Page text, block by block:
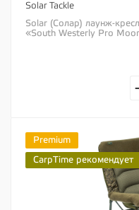
Solar Tackle
Solar (Солар) лаунж-
«South Westerly Pro
Premium
CarpTime рекомендует